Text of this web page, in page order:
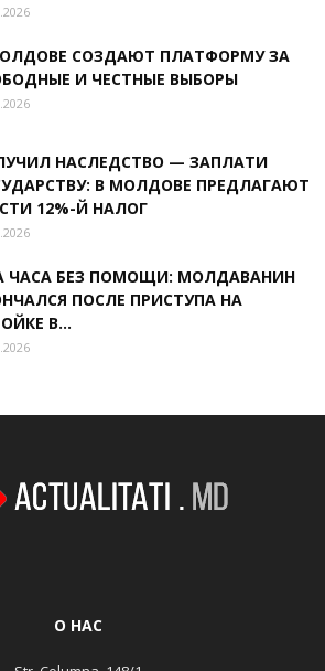
СОЗДАЮТ ПЛАТФОРМУ ЗА
И ЧЕСТНЫЕ ВЫБОРЫ
НАСЛЕДСТВО — ЗАПЛАТИ
В МОЛДОВЕ ПРЕДЛАГАЮТ
12%-Й НАЛОГ
ЧАСА БЕЗ ПОМОЩИ: МОЛДАВАНИН
ПОСЛЕ ПРИСТУПА НА
В...
О НАС